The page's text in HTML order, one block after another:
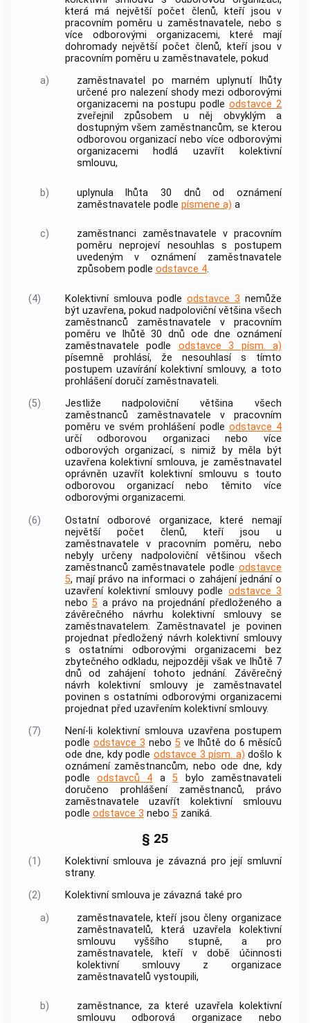
která má největší počet členů, kteří jsou v
pracovním poměru u zaměstnavatele, nebo s
více odborovými organizacemi, které mají
dohromady největší počet členů, kteří jsou v
pracovním poměru u zaměstnavatele, pokud
a)
zaměstnavatel
po marném uplynutí lhůty
určené pro nalezení shody mezi odborovými
organizacemi na postupu podle odstavce 2
zveřejnil způsobem u něj obvyklým a
dostupným všem zaměstnancům, se kterou
odborovou organizací nebo více odborovými
organizacemi hodlá uzavřít kolektivní
smlouvu,
b)
uplynula lhůta 30 dnů od oznámení
zaměstnavatele podle písmene a) a
c) zaměstnanci zaměstnavatele v pracovním
poměru neprojeví nesouhlas s postupem
uvedeným v oznámení zaměstnavatele
způsobem podle odstavce 4.
(4) Kolektivní smlouva podle odstavce 3 nemůže
být uzavřena, pokud nadpoloviční většina všech
zaměstnanců
zaměstnavatele v pracovním
poměru ve lhůtě 30 dnů ode dne oznámení
zaměstnavatele podle odstavce 3 písm. a)
písemně prohlásí, že nesouhlasí s tímto
postupem uzavírání kolektivní smlouvy, a toto
prohlášení doručí zaměstnavateli.
(5)
Jestliže nadpoloviční většina všech
zaměstnanců
zaměstnavatele v pracovním
poměru ve svém prohlášení podle odstavce 4
určí odborovou organizaci nebo více
odborových organizací, s nimiž by měla být
uzavřena kolektivní smlouva, je zaměstnavatel
oprávněn uzavřít kolektivní smlouvu s touto
odborovou organizací nebo těmito více
odborovými organizacemi.
(6)
Ostatní odborové organizace, které nemají
největší počet členů, kteří jsou u
zaměstnavatele v pracovním poměru, nebo
nebyly určeny nadpoloviční většinou všech
zaměstnanců zaměstnavatele podleodstavce
5, mají právo na informaci o zahájení jednání o
uzavření kolektivní smlouvy podle odstavce 3
nebo 5 a právo na projednánípředloženého a
závěrečného návrhu kolektivní smlouvy se
zaměstnavatelem. Zaměstnavatel
je povinen
projednat předložený návrh kolektivní smlouvy
s ostatními odborovými organizacemi bez
zbytečného odkladu, nejpozději však ve lhůtě 7
dnů od zahájení tohoto jednání. Závěrečný
návrh kolektivní smlouvy je zaměstnavatel
povinen s ostatními odborovými organizacemi
projednat před uzavřením kolektivní smlouvy.
(7)
Není-li kolektivní smlouva uzavřena postupem
podle odstavce 3 nebo 5ve lhůtě do 6 měsíců
ode dne, kdy podle odstavce 3 písm. a) došlo k
oznámení zaměstnancům, nebo ode dne, kdy
podle odstavců 4 a5 bylo zaměstnavateli
doručeno prohlášení zaměstnanců, právo
zaměstnavatele uzavřít kolektivní smlouvu
podle odstavce 3 nebo 5zaniká.
§ 25
(1)
Kolektivní smlouva je závazná pro její smluvní
strany.
(2)
Kolektivní smlouva je závazná také pro
a)
zaměstnavatele, kteří jsou členy organizace
zaměstnavatelů, která uzavřela kolektivní
smlouvu vyššího stupně, a pro
zaměstnavatele, kteří v době účinnosti
kolektivní smlouvy z organizace
zaměstnavatelů vystoupili,
b)
zaměstnance, za které uzavřela kolektivní
smlouvu odborová organizace nebo